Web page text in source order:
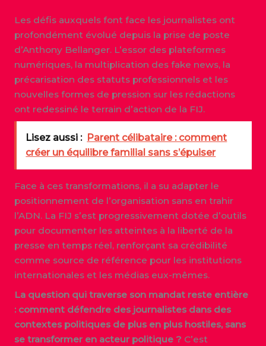
Les défis auxquels font face les journalistes ont
profondément évolué depuis la prise de poste
d’Anthony Bellanger. L’essor des plateformes
numériques, la multiplication des fake news, la
précarisation des statuts professionnels et les
nouvelles formes de pression sur les rédactions
ont redessiné le terrain d’action de la FIJ.
Lisez aussi :
Parent célibataire : comment
créer un équilibre familial sans s’épuiser
Face à ces transformations, il a su adapter le
positionnement de l’organisation sans en trahir
l’ADN. La FIJ s’est progressivement dotée d’outils
pour documenter les atteintes à la liberté de la
presse en temps réel, renforçant sa crédibilité
comme source de référence pour les institutions
internationales et les médias eux-mêmes.
La question qui traverse son mandat reste entière
: comment défendre des journalistes dans des
contextes politiques de plus en plus hostiles, sans
se transformer en acteur politique ? C’est